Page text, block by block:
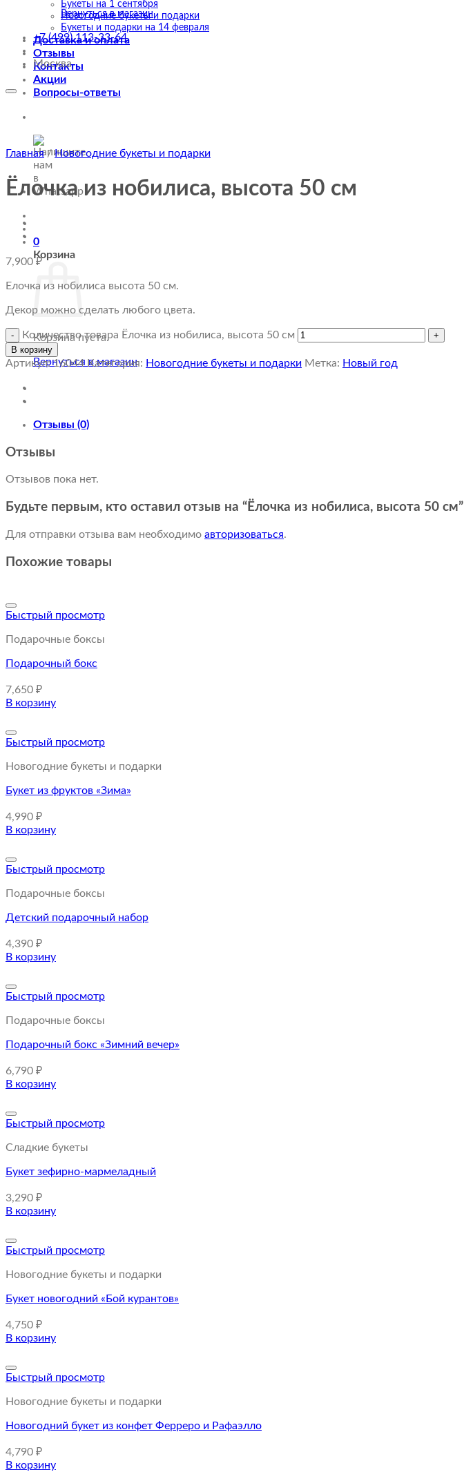
Букеты на 1 сентября
Новогодние букеты и подарки
Букеты и подарки на 14 февраля
Доставка и оплата
Отзывы
Контакты
Акции
Вопросы-ответы
0
Корзина
Корзина пуста.
Вернуться в магазин
Вернуться в магазин
+7 (499) 113-33-64
Москва
Главная / Новогодние букеты и подарки
Ёлочка из нобилиса, высота 50 см
7,900₽
Елочка из нобилиса высота 50 см.
Декор можно сделать любого цвета.
Количество товара Ёлочка из нобилиса, высота 50 см
В корзину
Артикул:16044 Категория: Новогодние букеты и подарки Метка: Новый год
Отзывы (0)
Отзывы
Отзывов пока нет.
Будьте первым, кто оставил отзыв на “Ёлочка из нобилиса, высота 50 см”
Для отправки отзыва вам необходимо авторизоваться.
Похожие товары
Быстрый просмотр
Подарочные боксы
Подарочный бокс
7,650 ₽
В корзину
Быстрый просмотр
Новогодние букеты и подарки
Букет из фруктов «Зима»
4,990 ₽
В корзину
Быстрый просмотр
Подарочные боксы
Детский подарочный набор
4,390 ₽
В корзину
Быстрый просмотр
Подарочные боксы
Подарочный бокс «Зимний вечер»
6,790 ₽
В корзину
Быстрый просмотр
Сладкие букеты
Букет зефирно-мармеладный
3,290 ₽
В корзину
Быстрый просмотр
Новогодние букеты и подарки
Букет новогодний «Бой курантов»
4,750 ₽
В корзину
Быстрый просмотр
Новогодние букеты и подарки
Новогодний букет из конфет Ферреро и Рафаэлло
4,790 ₽
В корзину